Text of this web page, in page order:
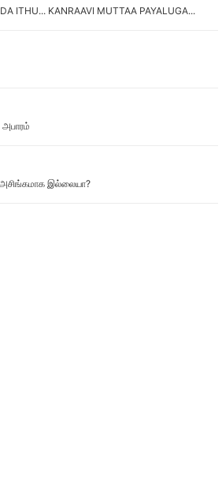
ITHU... KANRAAVI MUTTAA PAYALUGA...
அசிங்கமாக இல்லையா?